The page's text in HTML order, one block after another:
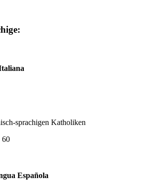
sprachigen Katholiken
60
Española